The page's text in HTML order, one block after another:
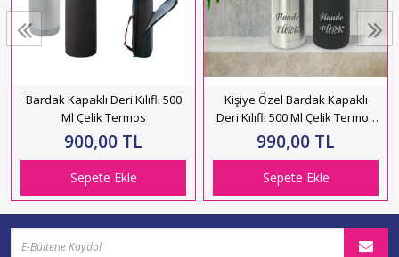
Bardak Kapaklı Deri Kılıflı 500
Ml Çelik Termos
900,00 TL
Sepete Ekle
Kişiye Özel Bardak Kapaklı
Deri Kılıflı 500 Ml Çelik Termos
HK2069
990,00 TL
Sepete Ekle